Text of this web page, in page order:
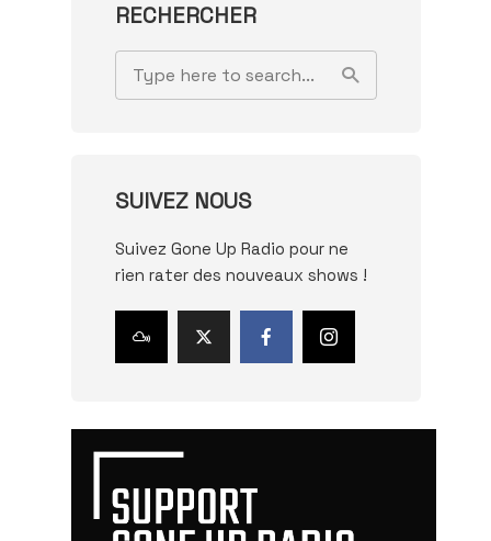
RECHERCHER
SUIVEZ NOUS
Suivez Gone Up Radio pour ne
rien rater des nouveaux shows !